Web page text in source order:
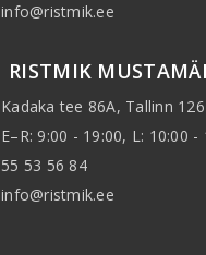
info@ristmik.ee
RISTMIK
Kadaka tee 86A, Tallinn
E–R: 9:00 - 19:00, L: 10:00 -
55 53 56 84
info@ristmik.ee